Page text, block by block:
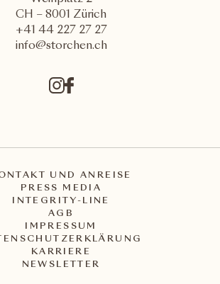
CH – 8001 Zürich
+41 44 227 27 27
info@storchen.ch
UND ANREISE
PRESS MEDIA
INTEGRITY-LINE
AGB
IMPRESSUM
KARRIERE
NEWSLETTER